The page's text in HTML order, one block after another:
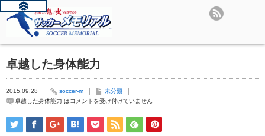
卓越した身体能力
2015.09.28 soccer-m
未分類
卓越した身体能力 はコメントを受け付けていません